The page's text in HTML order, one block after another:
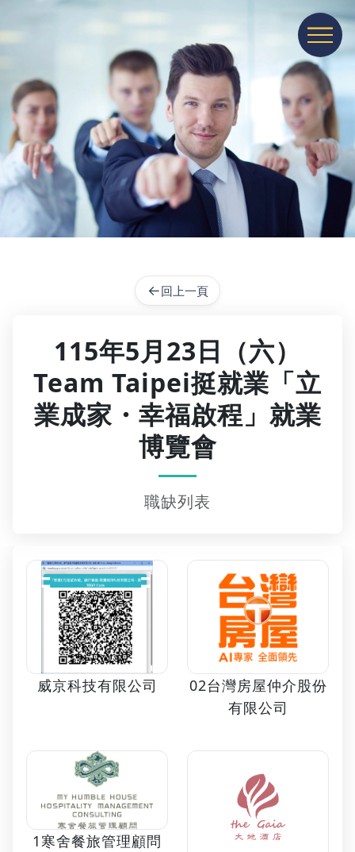
展開或收
←回上一頁
115年5月23日（六）
Team Taipei挺就業「立
業成家・幸福啟程」就業
博覽會
職缺列表
威京科技有限公司
02台灣房屋仲介股份
有限公司
1寒舍餐旅管理顧問